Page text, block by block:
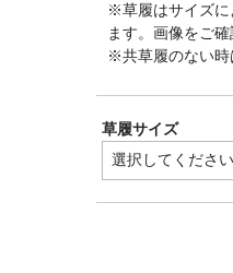
※草履はサイズに
ます。画像をご確
※共草履のない時
草履サイズ